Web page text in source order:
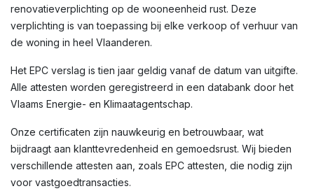
renovatieverplichting op de wooneenheid rust. Deze
verplichting is van toepassing bij elke verkoop of verhuur van
de woning in heel Vlaanderen.
Het EPC verslag is tien jaar geldig vanaf de datum van uitgifte.
Alle attesten worden geregistreerd in een databank door het
Vlaams Energie- en Klimaatagentschap.
Onze certificaten zijn nauwkeurig en betrouwbaar, wat
bijdraagt aan klanttevredenheid en gemoedsrust. Wij bieden
verschillende attesten aan, zoals EPC attesten, die nodig zijn
voor vastgoedtransacties.